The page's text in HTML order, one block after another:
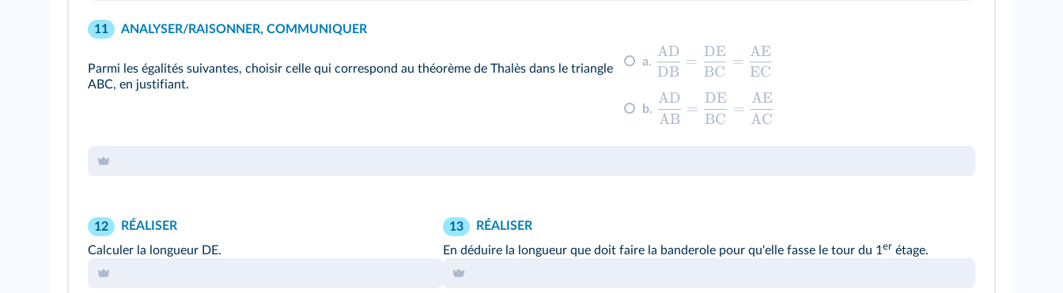
11 ANALYSER/RAISONNER, COMMUNIQUER
Parmi les égalités suivantes, choisir celle qui correspond au théorème de Thalès dans le triangle
ABC, en justifiant.
a.
DB
AD
=
BC
DE
=
EC
AE
b.
AB
AD
=
BC
DE
=
AC
AE
12
RÉALISER
Calculer la longueur DE.
13
RÉALISER
En déduire la longueur que doit faire la banderole pour qu'elle fasse le tour du 1er étage.